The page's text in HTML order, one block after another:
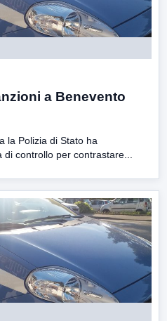
a Benevento
la Polizia di Stato ha
controllo per contrastare...